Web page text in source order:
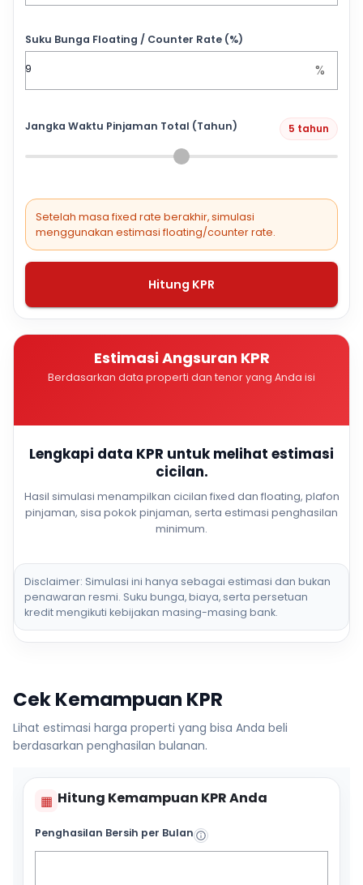
Suku Bunga Floating / Counter Rate (%)
%
Jangka Waktu Pinjaman Total (Tahun) 5 tahun
Setelah masa fixed rate berakhir, simulasi
menggunakan estimasi floating/counter rate.
Hitung KPR
Estimasi Angsuran KPR
Berdasarkan data properti dan tenor yang Anda isi
Lengkapi data KPR untuk melihat estimasi
cicilan.
Hasil simulasi menampilkan cicilan fixed dan floating, plafon
pinjaman, sisa pokok pinjaman, serta estimasi penghasilan
minimum.
Disclaimer: Simulasi ini hanya sebagai estimasi dan bukan
penawaran resmi. Suku bunga, biaya, serta persetuan
kredit mengikuti kebijakan masing-masing bank.
Cek Kemampuan KPR
Lihat estimasi harga properti yang bisa Anda beli
berdasarkan penghasilan bulanan.
▦ Hitung Kemampuan KPR Anda
Penghasilan Bersih per Bulan